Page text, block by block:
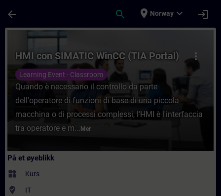
arrow_back search place Norway expand_more login
Kurs - HMI con SIMATIC WinCC (TIA
more_vert
HMI con SIMATIC WinCC (TIA Portal)
Learning Event - Classroom
Quando è necessario il controllo da parte
dell'operatore di funzioni di base di una piccola
macchina o di processi complessi, l'HMI è l'interfaccia
tra operatore e m... Mer
På et øyeblikk
widgets Kurs
where_to_vote IT